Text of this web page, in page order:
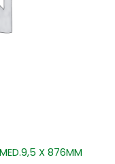
X 876MM